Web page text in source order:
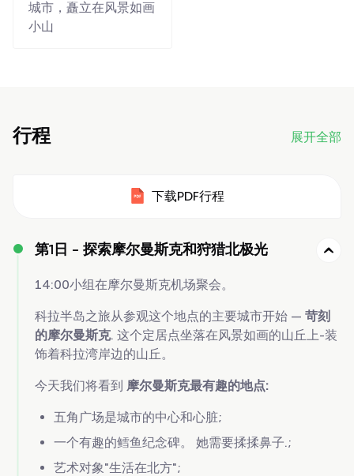
城市，矗立在风景如画
小山
行程 展开全部
下载PDF行程
第1日 - 探索摩尔曼斯克和狩猎北极光
14:00小组在摩尔曼斯克机场聚会。
科拉半岛之旅从参观这个地点的主要城市开始 — 苛刻
的摩尔曼斯克. 这个定居点坐落在风景如画的山丘上-装
饰着科拉湾岸边的山丘。
今天我们将看到 摩尔曼斯克最有趣的地点:
五角广场是城市的中心和心脏;
一个有趣的鳕鱼纪念碑。 她需要揉揉鼻子.;
艺术对象"生活在北方";